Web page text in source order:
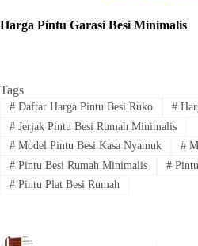
Harga Pintu Garasi Besi Minimalis
Tags
#Daftar Harga Pintu Besi Ruko #
#Jerjak Pintu Besi Rumah Minimalis
#Model Pintu Besi Kasa Nyamuk #
#Pintu Besi Rumah Minimalis #
#Pintu Plat Besi Rumah